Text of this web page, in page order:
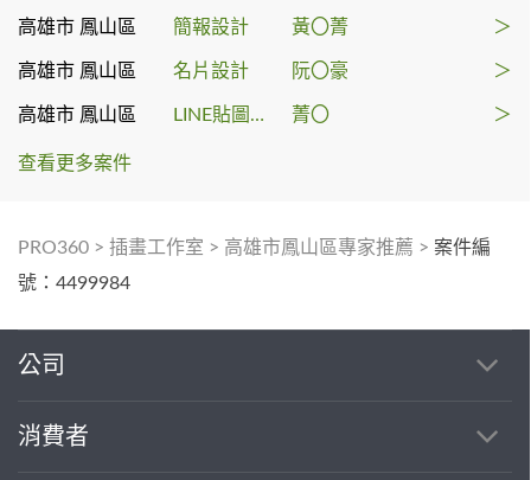
高雄市 鳳山區 簡報設計 黃〇菁 ＞
高雄市 鳳山區 名片設計 阮〇豪 ＞
高雄市 鳳山區 LINE貼圖製作 菁〇 ＞
查看更多案件
PRO360 > 插畫工作室 > 高雄市鳳山區專家推薦 > 案件編
號：4499984
公司
消費者